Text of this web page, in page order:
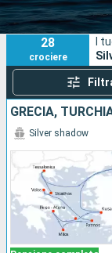
Porti
28
crociere
I
GRECIA,
Silver shadow